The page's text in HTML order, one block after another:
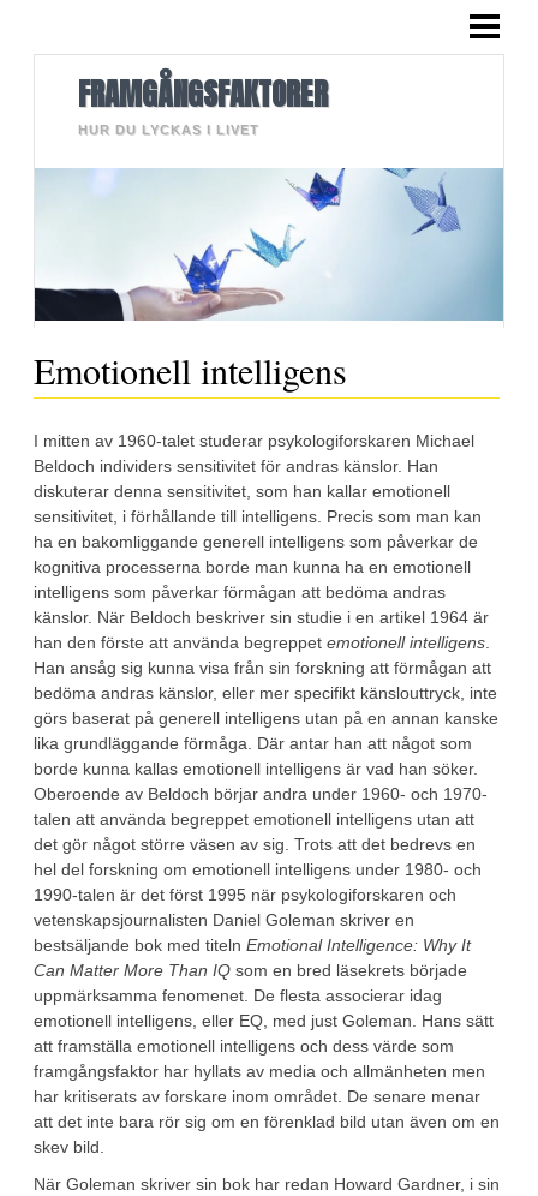
LÄNGRE TEXTER
FRAMGÅNGSFAKTORER
HUR DU LYCKAS I LIVET
Emotionell intelligens
I mitten av 1960-talet studerar psykologiforskaren Michael
Beldoch individers sensitivitet för andras känslor. Han
diskuterar denna sensitivitet, som han kallar emotionell
sensitivitet, i förhållande till intelligens. Precis som man kan
ha en bakomliggande generell intelligens som påverkar de
kognitiva processerna borde man kunna ha en emotionell
intelligens som påverkar förmågan att bedöma andras
känslor. När Beldoch beskriver sin studie i en artikel 1964 är
han den förste att använda begreppet emotionell intelligens.
Han ansåg sig kunna visa från sin forskning att förmågan att
bedöma andras känslor, eller mer specifikt känslouttryck, inte
görs baserat på generell intelligens utan på en annan kanske
lika grundläggande förmåga. Där antar han att något som
borde kunna kallas emotionell intelligens är vad han söker.
Oberoende av Beldoch börjar andra under 1960- och 1970-
talen att använda begreppet emotionell intelligens utan att
det gör något större väsen av sig. Trots att det bedrevs en
hel del forskning om emotionell intelligens under 1980- och
1990-talen är det först 1995 när psykologiforskaren och
vetenskapsjournalisten Daniel Goleman skriver en
bestsäljande bok med titeln Emotional Intelligence: Why It
Can Matter More Than IQ som en bred läsekrets började
uppmärksamma fenomenet. De flesta associerar idag
emotionell intelligens, eller EQ, med just Goleman. Hans sätt
att framställa emotionell intelligens och dess värde som
framgångsfaktor har hyllats av media och allmänheten men
har kritiserats av forskare inom området. De senare menar
att det inte bara rör sig om en förenklad bild utan även om en
skev bild.
När Goleman skriver sin bok har redan Howard Gardner, i sin